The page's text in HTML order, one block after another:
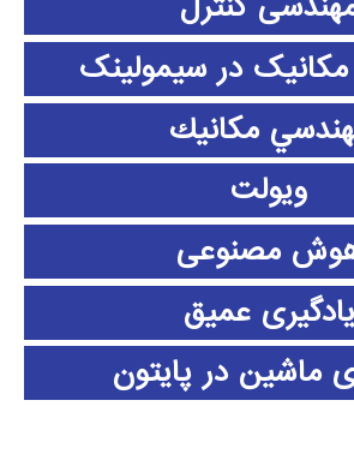
در سیمولینک
مكانيك
ویولت
مصنوعی
یادگیری عمیق
ماشین در پایتون